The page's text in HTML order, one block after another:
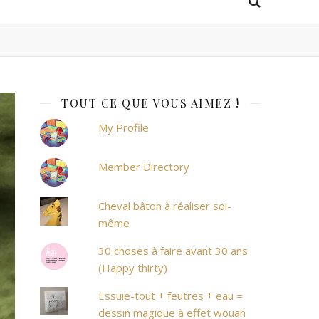
TOUT CE QUE VOUS AIMEZ !
My Profile
Member Directory
Cheval bâton à réaliser soi-
même
30 choses à faire avant 30 ans
(Happy thirty)
Essuie-tout + feutres + eau =
dessin magique à effet wouah